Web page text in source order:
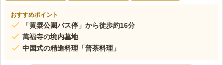
おすすめポイント
「黄檗公園バス停」から徒歩約16分
萬福寺の境内墓地
中国式の精進料理「普茶料理」